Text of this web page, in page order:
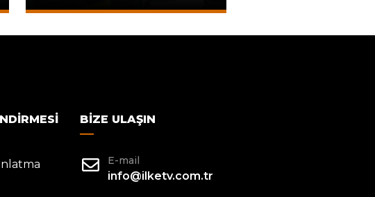
BIZE ULAŞIN
E-mail
info@ilketv.com.tr